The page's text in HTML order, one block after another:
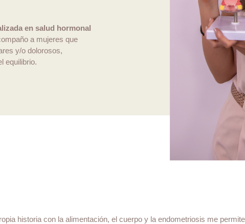
en salud hormonal
a mujeres que
y/o dolorosos,
equilibrio.
historia con la alimentación, el cuerpo y la endometriosis me permite